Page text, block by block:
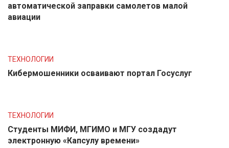
автоматической заправки самолетов малой
авиации
ТЕХНОЛОГИИ
Кибермошенники осваивают портал Госуслуг
ТЕХНОЛОГИИ
Студенты МИФИ, МГИМО и МГУ создадут
электронную «Капсулу времени»